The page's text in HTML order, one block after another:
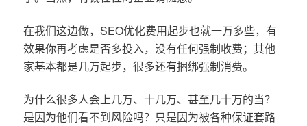
在我们这边做，SEO优化费用起步也就一万多些，有
效果你再考虑是否多投入，没有任何强制收费；其他
家基本都是几万起步，很多还有捆绑强制消费。
为什么很多人会上几万、十几万、甚至几十万的当？
是因为他们看不到风险吗？只是因为被各种保证套路